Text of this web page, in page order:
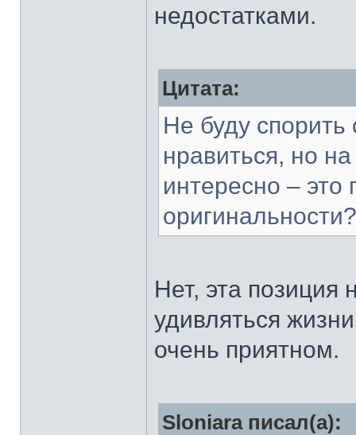
недостатками.
Цитата:
Не буду
нравиться, но
интересно –
оригинальности?
Нет, эта позиция
удивляться
очень приятном.
Sloniara писал(а):